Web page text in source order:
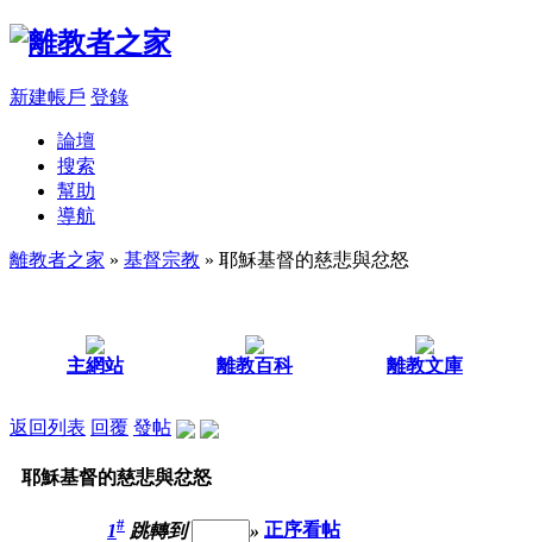
新建帳戶 登錄
論壇
搜索
幫助
導航
離教者之家 » 基督宗教 » 耶穌基督的慈悲與忿怒
主網站 離教百科 離教文庫
返回列表 回覆 發帖
耶穌基督的慈悲與忿怒
1# 跳轉到 » 正序看帖